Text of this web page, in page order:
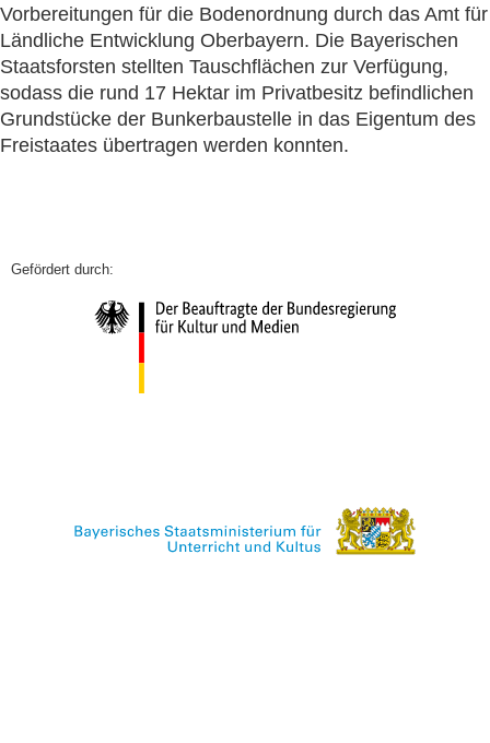
Vorbereitungen für die Bodenordnung durch das Amt für
Ländliche Entwicklung Oberbayern. Die Bayerischen
Staatsforsten stellten Tauschflächen zur Verfügung,
sodass die rund 17 Hektar im Privatbesitz befindlichen
Grundstücke der Bunkerbaustelle in das Eigentum des
Freistaates übertragen werden konnten.